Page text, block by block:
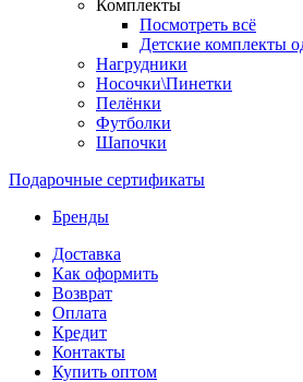
Комплекты
Посмотреть всё
Детские комплекты
Нагрудники
Носочки\Пинетки
Пелёнки
Футболки
Шапочки
Подарочные сертификаты
Бренды
Доставка
Как оформить
Возврат
Оплата
Кредит
Контакты
Купить оптом